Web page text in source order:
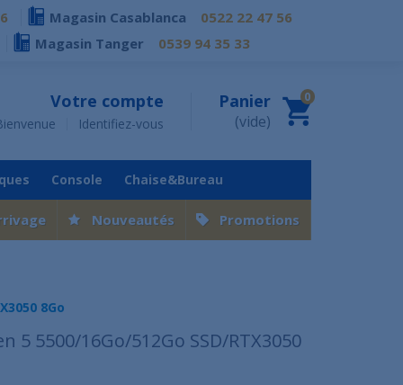
Magasin Casablanca
0522 22 47 56
Magasin Tanger 0539 94 35 33
Panier
(vide)
0
Votre compte
Identifiez-vous
Promotions
Nouveautés
Console Chaise&Bureau
8Go
5 5500/16Go/512Go SSD/RTX3050